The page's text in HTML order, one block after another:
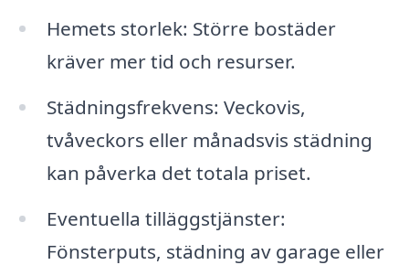
Hemets storlek: Större bostäder
kräver mer tid och resurser.
Städningsfrekvens: Veckovis,
tvåveckors eller månadsvis städning
kan påverka det totala priset.
Eventuella tilläggstjänster:
Fönsterputs, städning av garage eller